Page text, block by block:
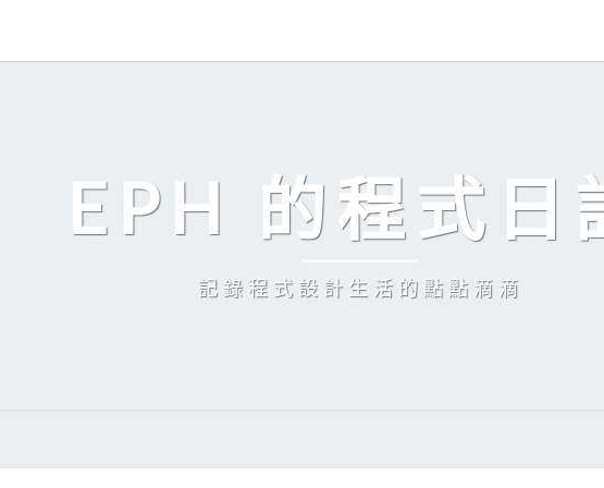
EPH 的程式日
記錄程式設計生活的點點滴滴